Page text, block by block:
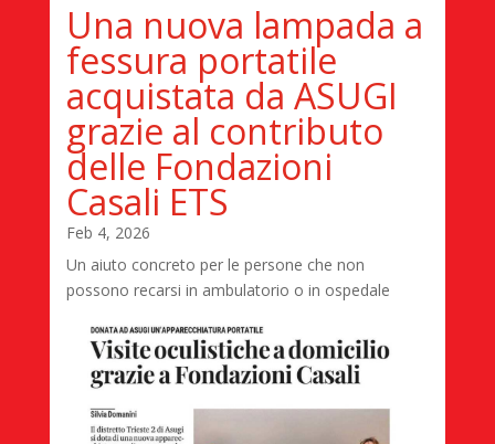
Una nuova lampada a
fessura portatile
acquistata da ASUGI
grazie al contributo
delle Fondazioni
Casali ETS
Feb 4, 2026
Un aiuto concreto per le persone che non
possono recarsi in ambulatorio o in ospedale